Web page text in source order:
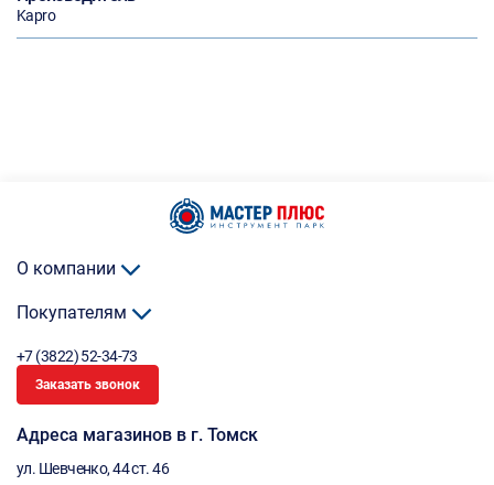
Kapro
О компании
Покупателям
+7 (3822) 52-34-73
Заказать звонок
Адреса магазинов в г. Томск
ул. Шевченко, 44 ст. 46